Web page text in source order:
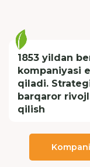
1853 yildan
kompaniyasi
qiladi.
barqaror
qilish